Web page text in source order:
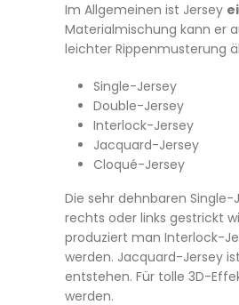
Im Allgemeinen ist Jersey
Materialmischung kann er
leichter Rippenmusterung
Single-Jersey
Double-Jersey
Interlock-Jersey
Jacquard-Jersey
Cloqué-Jersey
Die sehr dehnbaren
rechts oder links gestrickt
produziert man Interlock-
werden. Jacquard-Jersey
entstehen. Für tolle 3D-
werden.